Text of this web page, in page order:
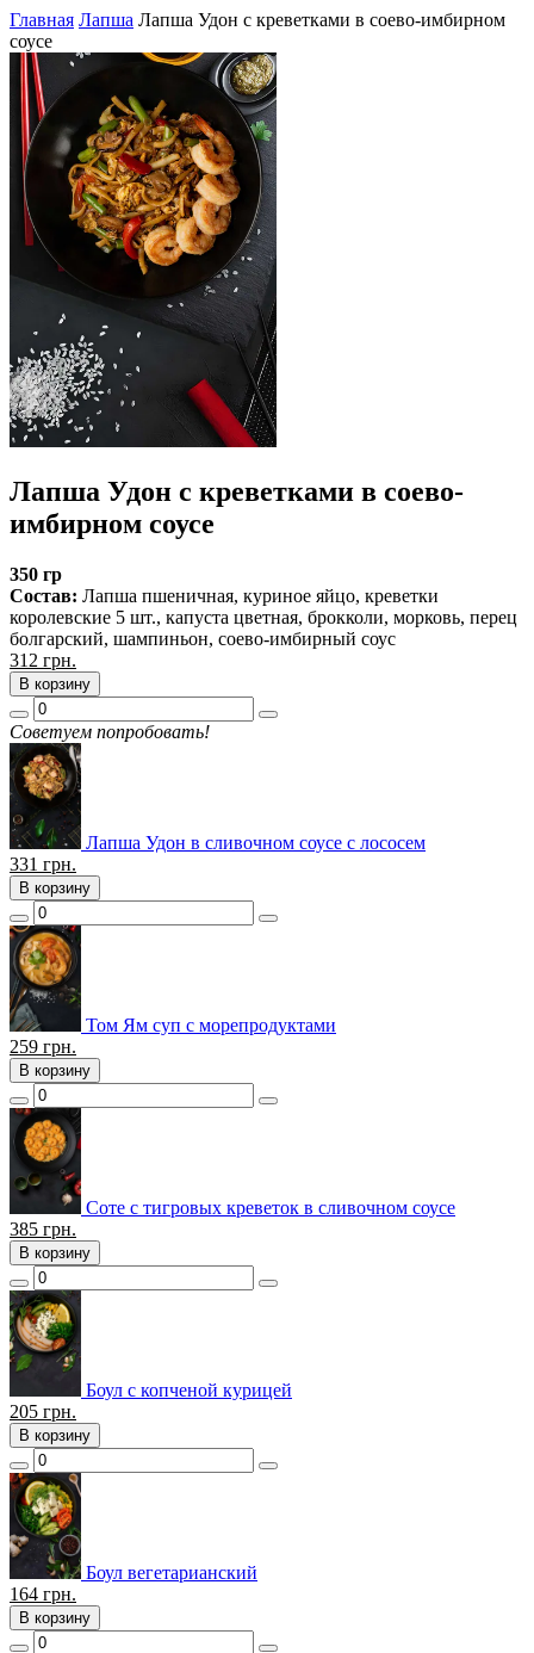
Главная Лапша Лапша Удон с креветками в соево-имбирном
соусе
Лапша Удон с креветками в соево-
имбирном соусе
350 гр
Cостав: Лапша пшеничная, куриное яйцо, креветки
королевские 5 шт., капуста цветная, брокколи, морковь, перец
болгарский, шампиньон, соево-имбирный соус
312 грн.
В корзину
Советуем попробовать!
Лапша Удон в сливочном соусе с лососем
331 грн.
В корзину
Том Ям суп с морепродуктами
259 грн.
В корзину
Соте с тигровых креветок в сливочном соусе
385 грн.
В корзину
Боул с копченой курицей
205 грн.
В корзину
Боул вегетарианский
164 грн.
В корзину